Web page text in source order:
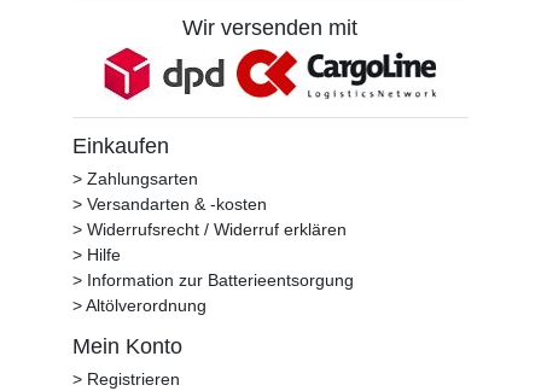
Wir versenden mit
Einkaufen
> Zahlungsarten
> Versandarten & -kosten
> Widerrufsrecht / Widerruf erklären
> Hilfe
> Information zur Batterieentsorgung
> Altölverordnung
Mein Konto
> Registrieren